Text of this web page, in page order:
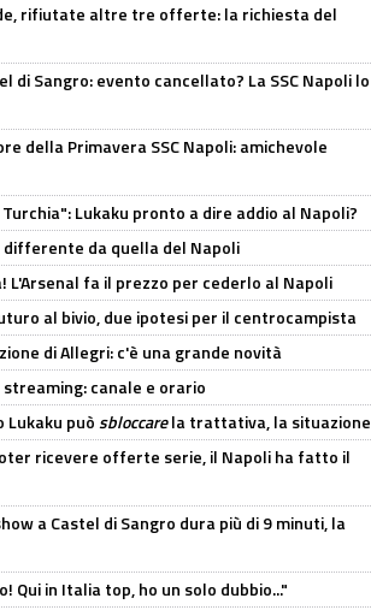
rifiutate altre tre offerte: la richiesta del
di Sangro: evento cancellato? La SSC Napoli lo
della Primavera SSC Napoli: amichevole
Lukaku pronto a dire addio al Napoli?
differente da quella del Napoli
L'Arsenal fa il prezzo per cederlo al Napoli
al bivio, due ipotesi per il centrocampista
di Allegri: c'è una grande novità
streaming: canale e orario
puòsbloccarela trattativa, la situazione
ricevere offerte serie, il Napoli ha fatto il
a Castel di Sangro dura più di 9 minuti, la
Qui in Italia top, ho un solo dubbio..."